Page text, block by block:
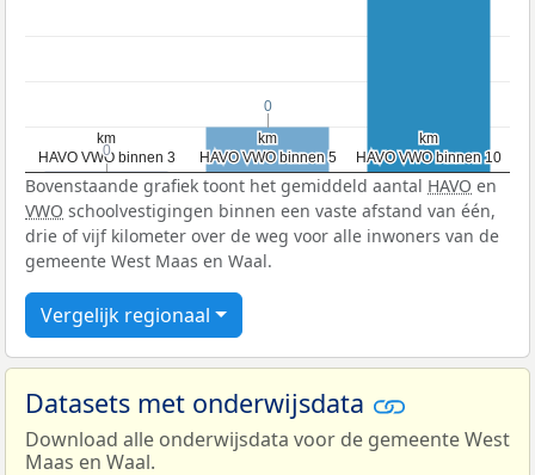
HAVO VWO binnen 3
HAVO VWO binnen 3
km
km
HAVO VWO binnen 5
HAVO VWO binnen 5
km
km
HAVO VWO binnen 10
HAVO VWO binnen 10
km
km
0
0
0
0
Bovenstaande grafiek toont het gemiddeld aantal HAVO en
VWO schoolvestigingen binnen een vaste afstand van één,
drie of vijf kilometer over de weg voor alle inwoners van de
gemeente West Maas en Waal.
Vergelijk regionaal
Datasets met onderwijsdata
Download alle onderwijsdata voor de gemeente West
Maas en Waal.